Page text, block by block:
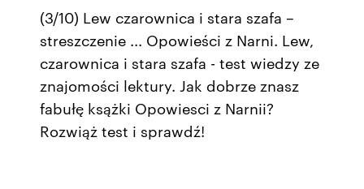
(3/10) Lew czarownica i stara szafa –
streszczenie ... Opowieści z Narni. Lew,
czarownica i stara szafa - test wiedzy ze
znajomości lektury. Jak dobrze znasz
fabułę ksążki Opowiesci z Narnii?
Rozwiąż test i sprawdź!